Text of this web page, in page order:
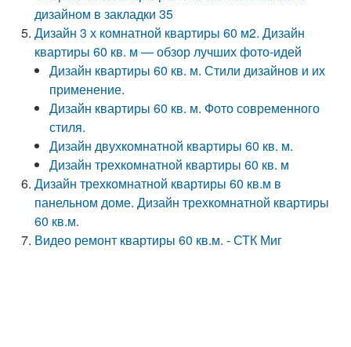
дизайном в закладки 35
Дизайн 3 х комнатной квартиры 60 м2. Дизайн
квартиры 60 кв. м — обзор лучших фото-идей
Дизайн квартиры 60 кв. м. Стили дизайнов и их
применение.
Дизайн квартиры 60 кв. м. Фото современного
стиля.
Дизайн двухкомнатной квартиры 60 кв. м.
Дизайн трехкомнатной квартиры 60 кв. м
Дизайн трехкомнатной квартиры 60 кв.м в
панельном доме. Дизайн трехкомнатной квартиры
60 кв.м.
Видео ремонт квартиры 60 кв.м. - СТК Миг